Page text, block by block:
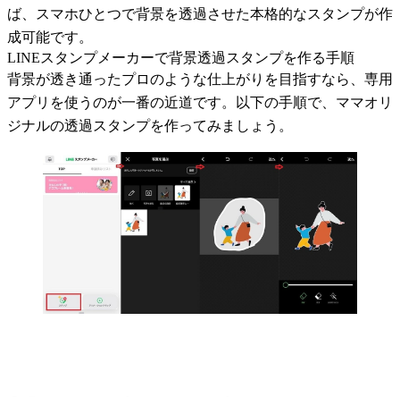
ば、スマホひとつで背景を透過させた本格的なスタンプが作
成可能です。
LINEスタンプメーカーで背景透過スタンプを作る手順
背景が透き通ったプロのような仕上がりを目指すなら、専用
アプリを使うのが一番の近道です。以下の手順で、ママオリ
ジナルの透過スタンプを作ってみましょう。